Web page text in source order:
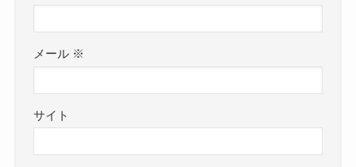
メール ※
サイト